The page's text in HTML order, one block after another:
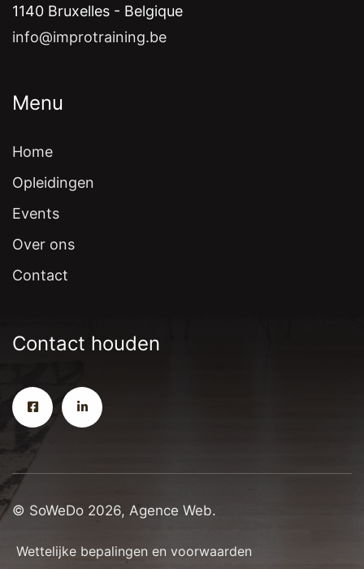
1140 Bruxelles - Belgique
info@improtraining.be
Menu
Home
Opleidingen
Events
Over ons
Contact
Contact houden
© SoWeDo 2026, Agence Web.
Wettelijke bepalingen en voorwaarden